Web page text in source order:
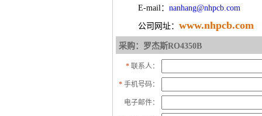
E-mail： nanhang@nhpcb.com
公司网址： www.nhpcb.com
采购：罗杰斯RO4350B
* 联系人：
* 手机号码：
电子邮件：